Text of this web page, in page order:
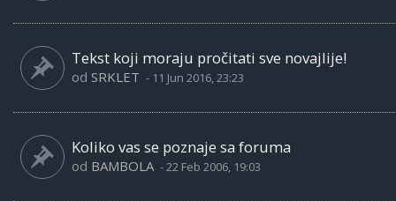
Tekst koji moraju pročitati sve novajlije!
od SRKLET - 11 Jun 2016, 23:23
Koliko vas se poznaje sa foruma
od BAMBOLA -22 Feb 2006, 19:03